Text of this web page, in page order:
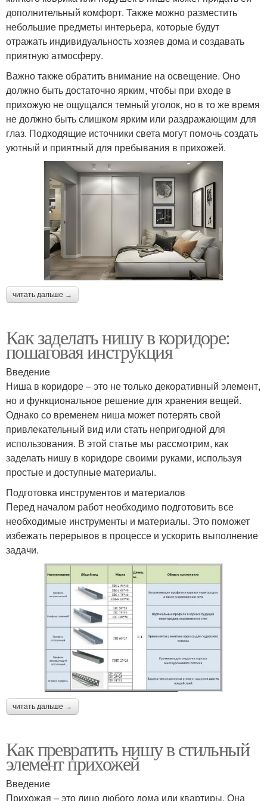
дополнительный комфорт. Также можно разместить
небольшие предметы интерьера, которые будут
отражать индивидуальность хозяев дома и создавать
приятную атмосферу.
Важно также обратить внимание на освещение. Оно
должно быть достаточно ярким, чтобы при входе в
прихожую не ощущался темный уголок, но в то же время
не должно быть слишком ярким или раздражающим для
глаз. Подходящие источники света могут помочь создать
уютный и приятный для пребывания в прихожей.
читать дальше →
Как заделать нишу в коридоре:
пошаговая инструкция
Введение
Ниша в коридоре – это не только декоративный элемент,
но и функциональное решение для хранения вещей.
Однако со временем ниша может потерять свой
привлекательный вид или стать непригодной для
использования. В этой статье мы рассмотрим, как
заделать нишу в коридоре своими руками, используя
простые и доступные материалы.
Подготовка инструментов и материалов
Перед началом работ необходимо подготовить все
необходимые инструменты и материалы. Это поможет
избежать перерывов в процессе и ускорить выполнение
задачи.
читать дальше →
Как превратить нишу в стильный
элемент прихожей
Введение
Прихожая – это лицо любого дома или квартиры. Она